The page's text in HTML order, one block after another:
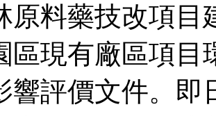
原料藥技改項目
區現有廠區項目
響評價文件。